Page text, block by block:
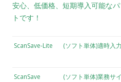
安心、低価格、短期導入可能な
トです！
ScanSave-Lite (ソフト単体)適時入
ScanSave (ソフト単体)業務サ